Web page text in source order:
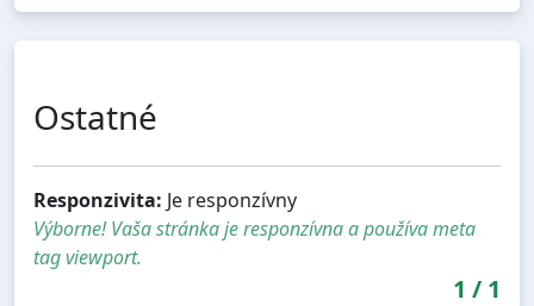
Ostatné
Responzivita: Je responzívny
Výborne! Vaša stránka je responzívna a používa meta
tag viewport.
1 / 1